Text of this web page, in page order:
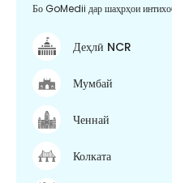
Бо GoMedii дар шаҳрҳои
Деҳлӣ NCR
Мумбай
Ченнай
Колката